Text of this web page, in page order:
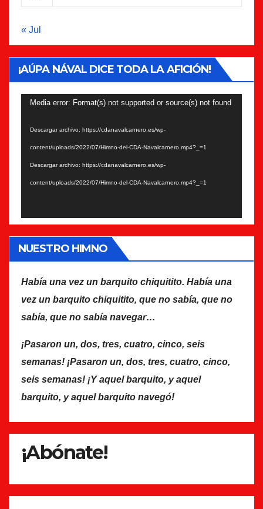
« Jul
¡AÚPA NÁVAL DICE TODA LA AFICIÓN!
Reproductor
Media error: Format(s) not supported or source(s) not found
Descargar archivo: https://cdanavalcarnero.es/wp-
content/uploads/2022/07/Himno-del-CDA-Navalcarnero.mp4?_=1
Descargar archivo: https://cdanavalcarnero.es/wp-
content/uploads/2022/07/Himno-del-CDA-Navalcarnero.mp4?_=1
NUESTRO HIMNO
Había una vez un barquito chiquitito. Había una
vez un barquito chiquitito, que no sabía, que no
sabía, que no sabía navegar…
¡Pasaron un, dos, tres, cuatro, cinco, seis
semanas! ¡Pasaron un, dos, tres, cuatro, cinco,
seis semanas! ¡Y aquel barquito, y aquel
barquito, y aquel barquito navegó!
¡Abónate!